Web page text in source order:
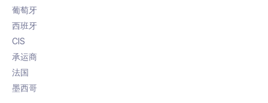
葡萄牙
西班牙
CIS
承运商
法国
墨西哥